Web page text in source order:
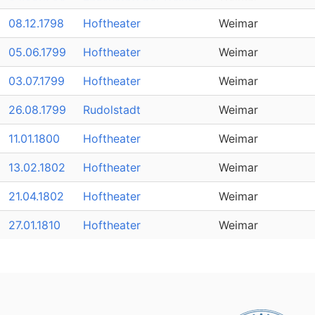
08.12.1798 Hoftheater Weimar
05.06.1799 Hoftheater Weimar
03.07.1799 Hoftheater Weimar
26.08.1799 Rudolstadt Weimar
11.01.1800 Hoftheater Weimar
13.02.1802 Hoftheater Weimar
21.04.1802 Hoftheater Weimar
27.01.1810 Hoftheater Weimar